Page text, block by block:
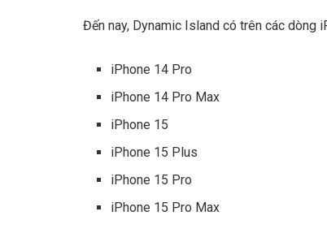
Đến nay, Dynamic Island có trên các dòng
iPhone 14 Pro
iPhone 14 Pro Max
iPhone 15
iPhone 15 Plus
iPhone 15 Pro
iPhone 15 Pro Max